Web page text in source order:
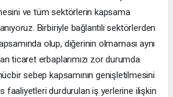
ve tüm sektörlerin kapsama
Birbiriyle bağlantılı sektörlerden
olup, diğerinin olmaması aynı
ticaret erbaplarımızı zor durumda
sebep kapsamının genişletilmesini
faaliyetleri durdurulan iş yerlerine ilişkin